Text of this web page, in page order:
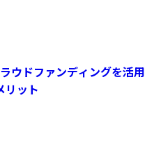
ウドファンディングを活用
リット